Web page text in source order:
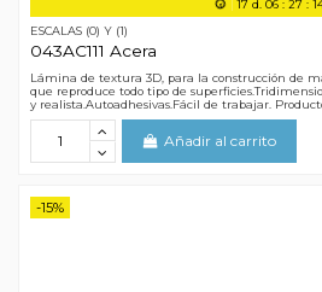
17 d. 06 :27 :
ESCALAS (0) Y (1)
043AC111 Acera
Lámina de textura 3D, para la construcción de
que reproduce todo tipo de
y realista.Autoadhesivas.Fácil de trabajar.
Añadir al carrito
-15%